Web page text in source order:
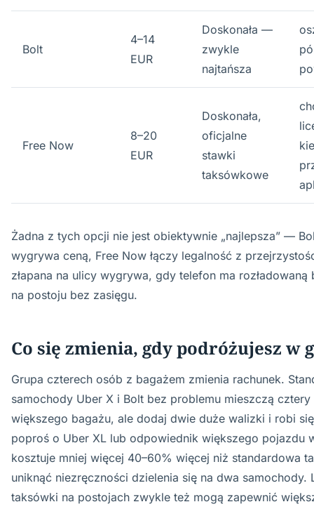
Bolt
4–14
EUR
Doskonała —
zwykle
najtańsza
Free Now
8–20
EUR
Doskonała,
oficjalne
stawki
taksówkowe
Żadna z tych opcji nie jest obiektywnie „najlepsza” —
wygrywa ceną, Free Now łączy legalność z
złapana na ulicy wygrywa, gdy telefon ma rozładowaną
na postoju bez zasięgu.
Co się zmienia, gdy podróżujesz w
Grupa czterech osób z bagażem zmienia rachunek.
samochody Uber X i Bolt bez problemu mieszczą
większego bagażu, ale dodaj dwie duże walizki i robi
poproś o Uber XL lub odpowiednik większego pojazdu
kosztuje mniej więcej 40–60% więcej niż standardowa
uniknąć niezręczności dzielenia się na dwa samochody.
taksówki na postojach zwykle też mogą zapewnić